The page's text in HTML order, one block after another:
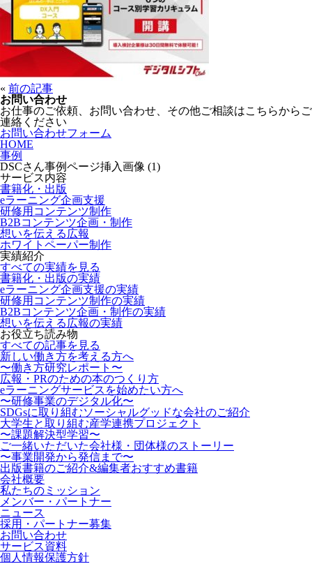
« 前の記事
お問い合わせ
お仕事のご依頼、お問い合わせ、その他ご相談はこちらからご
連絡ください
お問い合わせフォーム
HOME
事例
DSCさん事例ページ挿入画像 (1)
サービス内容
書籍化・出版
eラーニング企画支援
研修用コンテンツ制作
B2Bコンテンツ企画・制作
想いを伝える広報
ホワイトペーパー制作
実績紹介
すべての実績を見る
書籍化・出版の実績
eラーニング企画支援の実績
研修用コンテンツ制作の実績
B2Bコンテンツ企画・制作の実績
想いを伝える広報の実績
お役立ち読み物
すべての記事を見る
新しい働き方を考える方へ
〜働き方研究レポート〜
広報・PRのための本のつくり方
eラーニングサービスを始めたい方へ
〜研修事業のデジタル化〜
SDGsに取り組むソーシャルグッドな会社のご紹介
大学生と取り組む産学連携プロジェクト
〜課題解決型学習〜
ご一緒いただいた会社様・団体様のストーリー
〜事業開発から発信まで〜
出版書籍のご紹介&編集者おすすめ書籍
会社概要
私たちのミッション
メンバー・パートナー
ニュース
採用・パートナー募集
お問い合わせ
サービス資料
個人情報保護方針